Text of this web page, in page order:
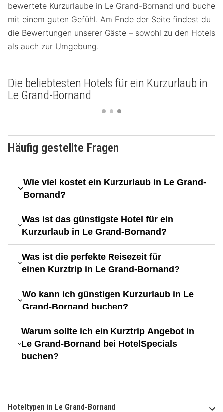
bewertete Kurzurlaube in Le Grand-Bornand und buche
mit einem guten Gefühl. Am Ende der Seite findest du
die Bewertungen unserer Gäste – sowohl zu den Hotels
als auch zur Umgebung.
Die beliebtesten Hotels für ein Kurzurlaub in
Le Grand-Bornand
Häufig gestellte Fragen
Wie viel kostet ein Kurzurlaub in Le Grand-
Bornand?
Was ist das günstigste Hotel für ein
Kurzurlaub in Le Grand-Bornand?
Was ist die perfekte Reisezeit für
einen Kurztrip in Le Grand-Bornand?
Wo kann ich günstigen Kurzurlaub in Le
Grand-Bornand buchen?
Warum sollte ich ein Kurztrip Angebot in
Le Grand-Bornand bei HotelSpecials
buchen?
Hoteltypen in Le Grand-Bornand